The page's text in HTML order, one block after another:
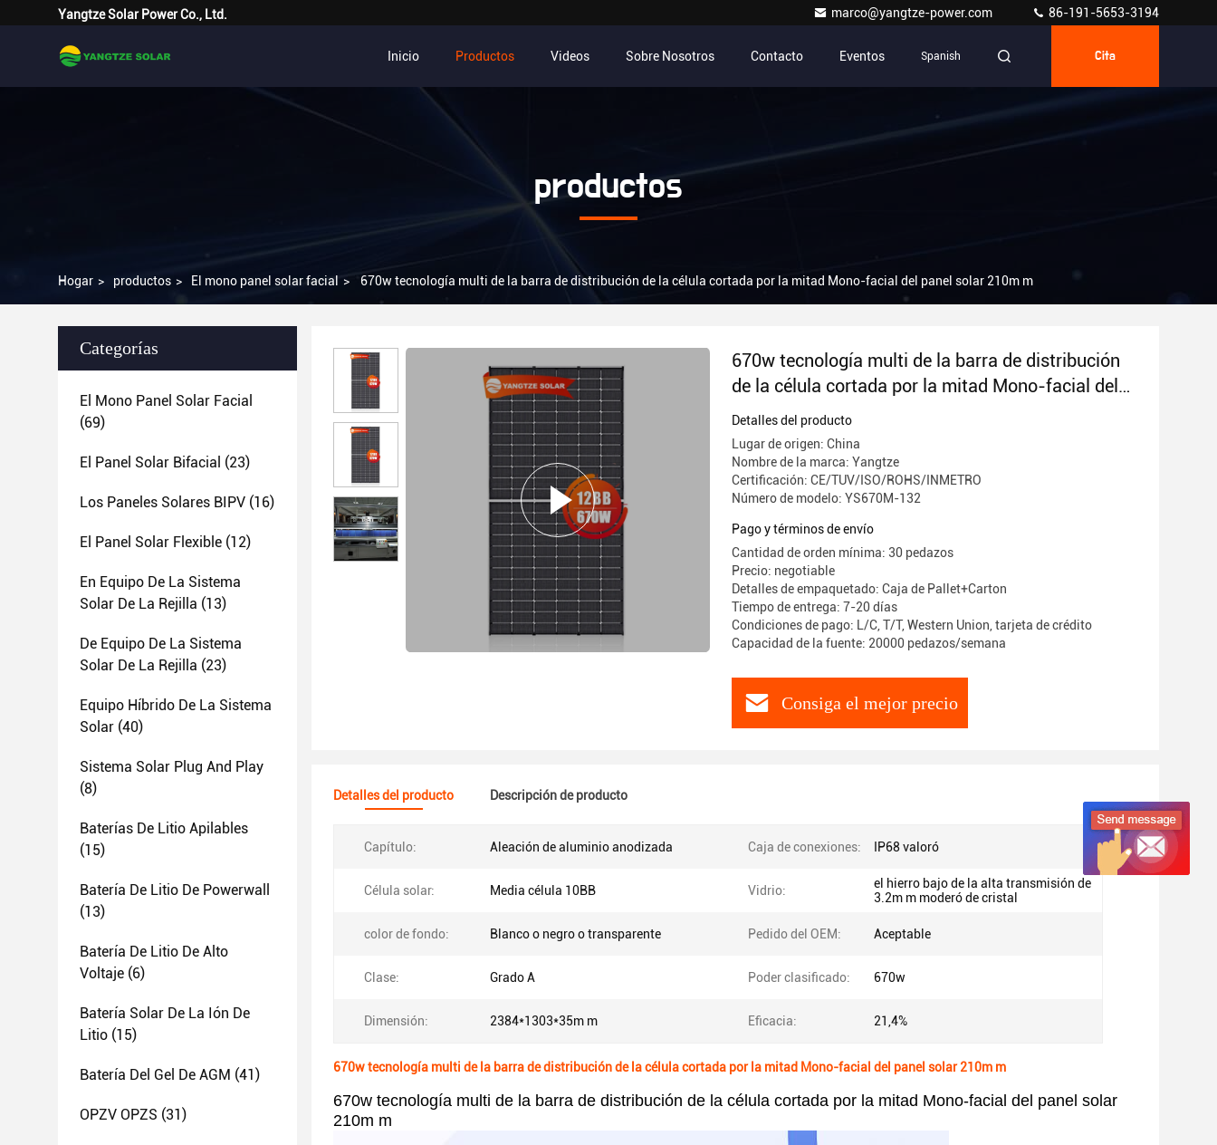
Yangtze Solar Power Co., Ltd. marco@yangtze-power.com 86-191-5653-3194
Inicio Productos Videos Sobre Nosotros Contacto Eventos Spanish Cita
productos
Hogar > productos > El mono panel solar facial > 670w tecnología multi de la barra de distribución de la célula cortada por la mitad Mono-facial del panel solar 210m m
Categorías
El Mono Panel Solar Facial
(69)
El Panel Solar Bifacial (23)
Los Paneles Solares BIPV (16)
El Panel Solar Flexible (12)
En Equipo De La Sistema
Solar De La Rejilla (13)
De Equipo De La Sistema
Solar De La Rejilla (23)
Equipo Híbrido De La Sistema
Solar (40)
Sistema Solar Plug And Play
(8)
Baterías De Litio Apilables
(15)
Batería De Litio De Powerwall
(13)
Batería De Litio De Alto
Voltaje (6)
Batería Solar De La Ión De
Litio (15)
Batería Del Gel De AGM (41)
OPZV OPZS (31)
670w tecnología multi de la barra de distribución
de la célula cortada por la mitad Mono-facial del
panel solar 210m m
Detalles del producto
Lugar de origen: China
Nombre de la marca: Yangtze
Certificación: CE/TUV/ISO/ROHS/INMETRO
Número de modelo: YS670M-132
Pago y términos de envío
Cantidad de orden mínima: 30 pedazos
Precio: negotiable
Detalles de empaquetado: Caja de Pallet+Carton
Tiempo de entrega: 7-20 días
Condiciones de pago: L/C, T/T, Western Union, tarjeta de crédito
Capacidad de la fuente: 20000 pedazos/semana
Consiga el mejor precio
Detalles del producto Descripción de producto
Capítulo: Aleación de aluminio anodizada Caja de conexiones: IP68 valoró
Célula solar: Media célula 10BB Vidrio:
el hierro bajo de la alta transmisión de
3.2m m moderó de cristal
color de fondo: Blanco o negro o transparente Pedido del OEM: Aceptable
Clase: Grado A Poder clasificado: 670w
Dimensión: 2384*1303*35m m Eficacia: 21,4%
670w tecnología multi de la barra de distribución de la célula cortada por la mitad Mono-facial del panel solar 210m m
670w tecnología multi de la barra de distribución de la célula cortada por la mitad Mono-facial del panel solar
210m m